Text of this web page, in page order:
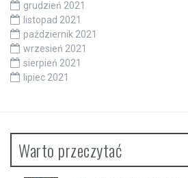
grudzień 2021
listopad 2021
październik 2021
wrzesień 2021
sierpień 2021
lipiec 2021
Warto przeczytać